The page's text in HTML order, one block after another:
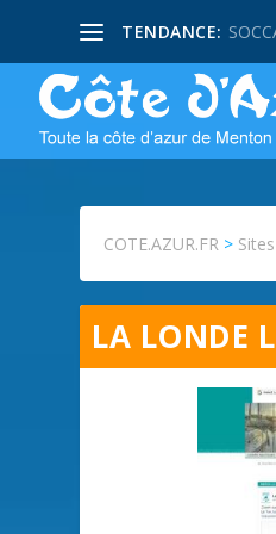
TENDANCE:
COTE.AZUR.FR >
LA LONDE